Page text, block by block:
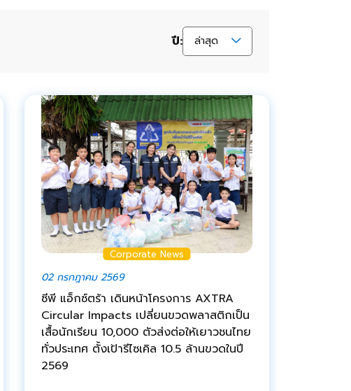
ปี: ล่าสุด
Corporate News
02 กรกฎาคม 2569
ซีพี แอ็กซ์ตร้า เดินหน้าโครงการ AXTRA
Circular Impacts เปลี่ยนขวดพลาสติกเป็น
เสื้อนักเรียน 10,000 ตัวส่งต่อให้เยาวชนไทย
ทั่วประเทศ ตั้งเป้ารีไซเคิล 10.5 ล้านขวดในปี
2569